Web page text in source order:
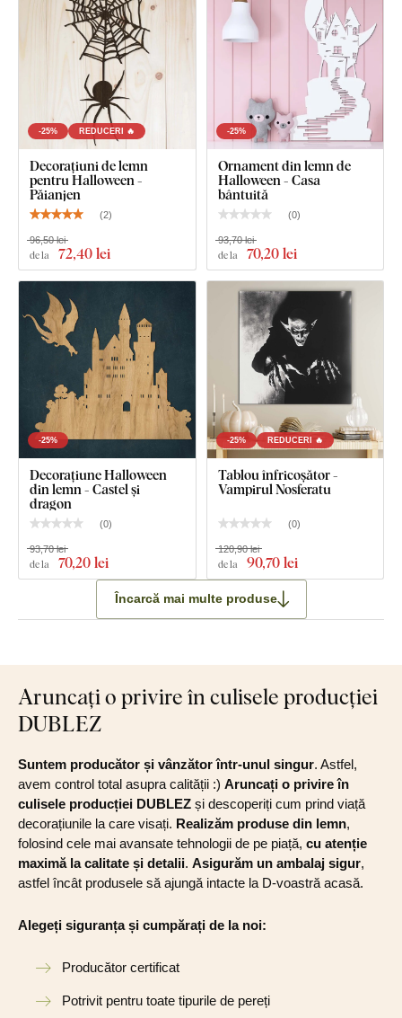
-25% REDUCERI 🔥
Decorațiuni de lemn
pentru Halloween -
Păianjen
(2)
de la 72,40 lei
96,50 lei
-25%
Ornament din lemn de
Halloween - Casa
bântuită
(0)
de la 70,20 lei
93,70 lei
-25%
Decorațiune Halloween
din lemn - Castel și
dragon
(0)
de la 70,20 lei
93,70 lei
-25% REDUCERI 🔥
Tablou înfricoșător -
Vampirul Nosferatu
(0)
de la 90,70 lei
120,90 lei
Încarcă mai multe produse
Aruncați o privire în culisele producției
DUBLEZ
Suntem producător și vânzător într-unul singur. Astfel,
avem control total asupra calității :) Aruncați o privire în
culisele producției DUBLEZ și descoperiți cum prind viață
decorațiunile la care visați. Realizăm produse din lemn,
folosind cele mai avansate tehnologii de pe piață, cu atenție
maximă la calitate și detalii. Asigurăm un ambalaj sigur,
astfel încât produsele să ajungă intacte la D-voastră acasă.
Alegeți siguranța și cumpărați de la noi:
Producător certificat
Potrivit pentru toate tipurile de pereți